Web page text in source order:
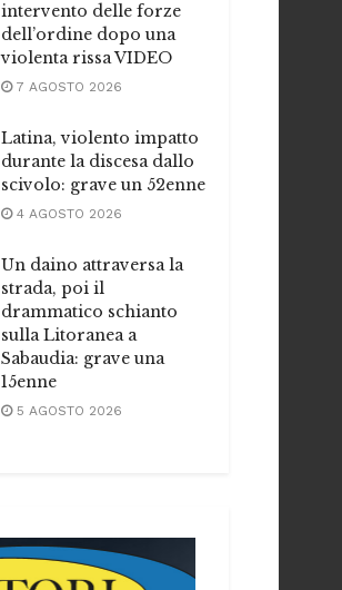
intervento delle forze
dell’ordine dopo una
violenta rissa VIDEO
7 AGOSTO 2026
Latina, violento impatto
durante la discesa dallo
scivolo: grave un 52enne
4 AGOSTO 2026
Un daino attraversa la
strada, poi il
drammatico schianto
sulla Litoranea a
Sabaudia: grave una
15enne
5 AGOSTO 2026